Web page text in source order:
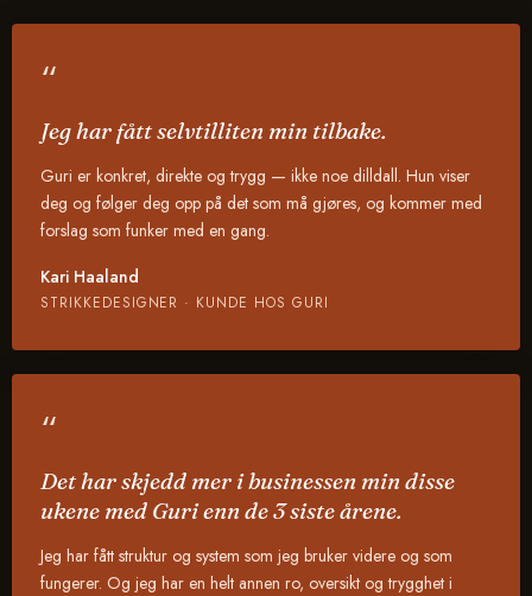
“
Jeg har fått selvtilliten min tilbake.
Guri er konkret, direkte og trygg — ikke noe dilldall. Hun viser
deg og følger deg opp på det som må gjøres, og kommer med
forslag som funker med en gang.
Kari Haaland
STRIKKEDESIGNER · KUNDE HOS GURI
“
Det har skjedd mer i businessen min disse
ukene med Guri enn de 3 siste årene.
Jeg har fått struktur og system som jeg bruker videre og som
fungerer. Og jeg har en helt annen ro, oversikt og trygghet i